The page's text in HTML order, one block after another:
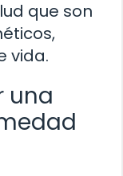
que son
vida.
una